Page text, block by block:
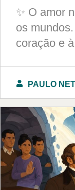
✨ O amor
os
coração e
PAULO